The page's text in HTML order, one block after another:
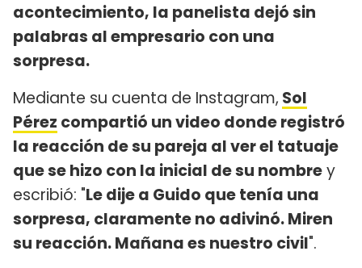
acontecimiento, la panelista dejó sin
palabras al empresario con una
sorpresa.
Mediante su cuenta de Instagram, Sol
Pérez compartió un video donde registró
la reacción de su pareja al ver el tatuaje
que se hizo con la inicial de su nombrey
escribió: "Le dije a Guido que tenía una
sorpresa, claramente no adivinó. Miren
su reacción. Mañana es nuestro civil".